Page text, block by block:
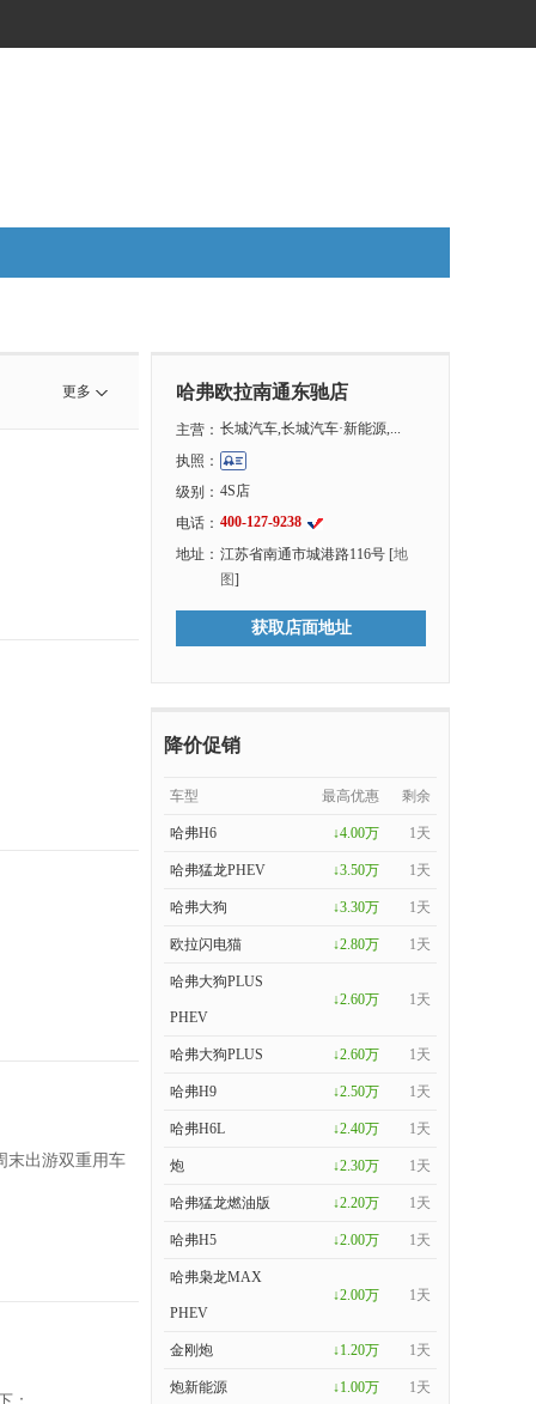
更多
末出游双重用车
哈弗欧拉南通东驰店
主营： 长城汽车,长城汽车·新能源,...
执照：
级别： 4S店
电话： 400-127-9238
地址： 江苏省南通市城港路116号 [地
图]
获取店面地址
降价促销
车型 最高优惠 剩余
哈弗H6 ↓4.00万 1天
哈弗猛龙PHEV ↓3.50万 1天
哈弗大狗 ↓3.30万 1天
欧拉闪电猫 ↓2.80万 1天
哈弗大狗PLUS
PHEV
↓2.60万 1天
哈弗大狗PLUS ↓2.60万 1天
哈弗H9 ↓2.50万 1天
哈弗H6L ↓2.40万 1天
炮 ↓2.30万 1天
哈弗猛龙燃油版 ↓2.20万 1天
哈弗H5 ↓2.00万 1天
哈弗枭龙MAX
PHEV
↓2.00万 1天
金刚炮 ↓1.20万 1天
炮新能源 ↓1.00万 1天